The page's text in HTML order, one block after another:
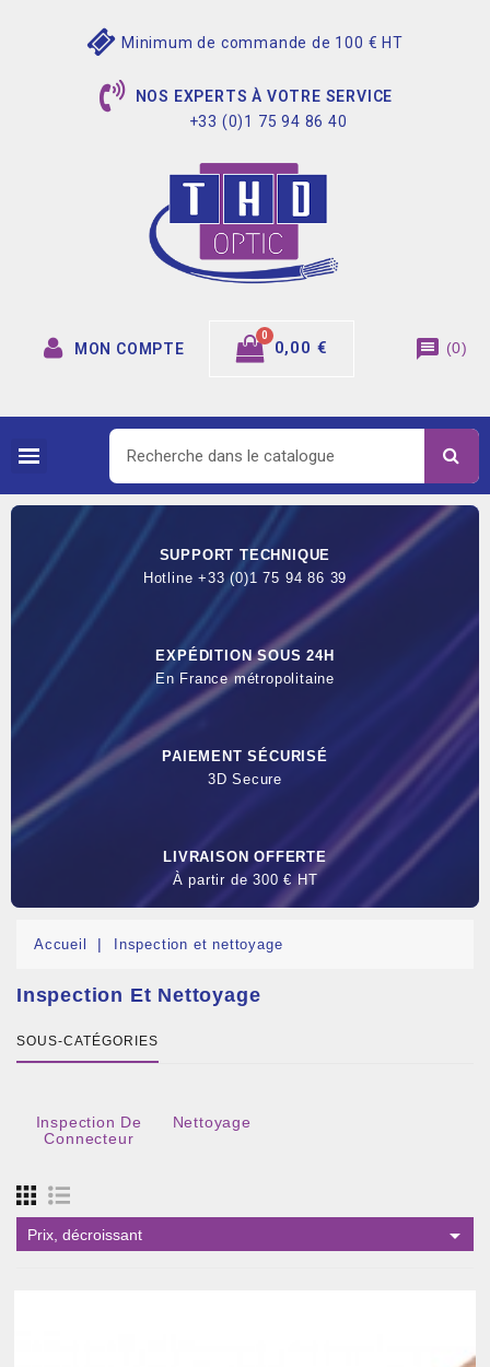
Minimum de commande de 100 € HT
NOS EXPERTS À VOTRE SERVICE
+33 (0)1 75 94 86 40
MON COMPTE 0,00 € message (0)
SUPPORT TECHNIQUE
Hotline +33 (0)1 75 94 86 39
EXPÉDITION SOUS 24H
En France métropolitaine
PAIEMENT SÉCURISÉ
3D Secure
LIVRAISON OFFERTE
À partir de 300 € HT
Accueil Inspection et nettoyage
Inspection Et Nettoyage
SOUS-CATÉGORIES
Inspection De
Connecteur
Nettoyage
Prix, décroissant 